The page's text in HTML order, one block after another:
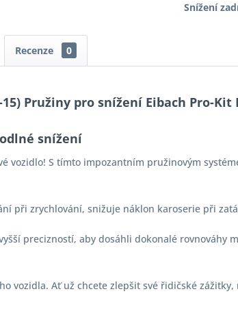
Snížení
Recenze 0
15) Pružiny pro snížení Eibach Pro-Kit
snížení
vozidlo! S tímto impozantním pružinovým
při zrychlování, snižuje náklon karoserie při
precizností, aby dosáhli dokonalé rovnováhy
vozidla. Ať už chcete zlepšit své řidičské